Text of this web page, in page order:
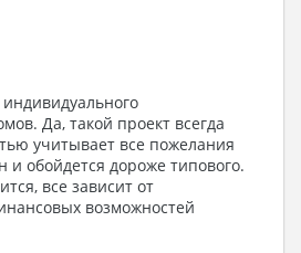
Да, такой проект всегда
учитывает все пожелания
и обойдется дороже типового.
все зависит от
возможностей